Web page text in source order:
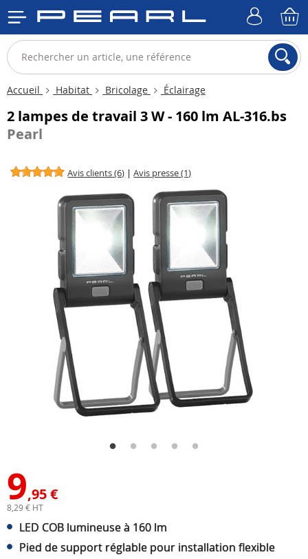
Accueil Habitat Bricolage Éclairage
2 lampes de travail 3 W - 160 lm AL-316.bs
Pearl
Avis clients (6) |Avis presse (1)
9,95 €
8,29 € HT
LED COB lumineuse à 160 lm
Pied de support réglable pour installation flexible